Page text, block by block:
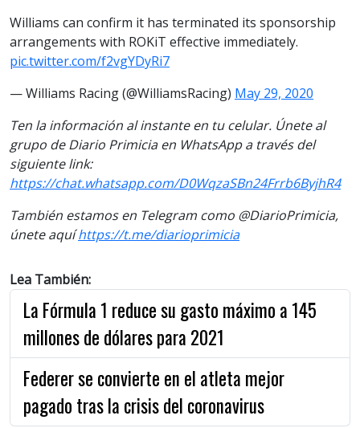
Williams can confirm it has terminated its sponsorship
arrangements with ROKiT effective immediately.
pic.twitter.com/f2vgYDyRi7
— Williams Racing (@WilliamsRacing) May 29, 2020
Ten la información al instante en tu celular. Únete al
grupo de Diario Primicia en WhatsApp a través del
siguiente link:
https://chat.whatsapp.com/D0WqzaSBn24Frrb6ByjhR4
También estamos en Telegram como @DiarioPrimicia,
únete aquíhttps://t.me/diarioprimicia
Lea También:
La Fórmula 1 reduce su gasto máximo a 145
millones de dólares para 2021
Federer se convierte en el atleta mejor
pagado tras la crisis del coronavirus